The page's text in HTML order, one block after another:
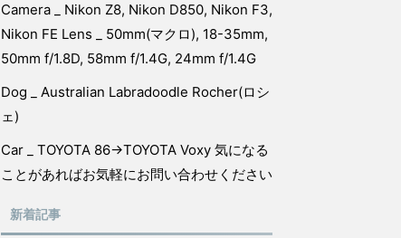
Camera _ Nikon Z8, Nikon D850, Nikon F3,
Nikon FE Lens _ 50mm(マクロ), 18-35mm,
50mm f/1.8D, 58mm f/1.4G, 24mm f/1.4G
Dog _ Australian Labradoodle Rocher(ロシ
ェ)
Car _ TOYOTA 86→TOYOTA Voxy 気になる
ことがあればお気軽にお問い合わせください
新着記事